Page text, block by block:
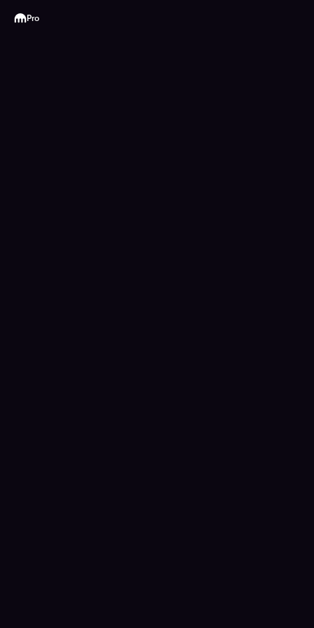
Kraken
Pro